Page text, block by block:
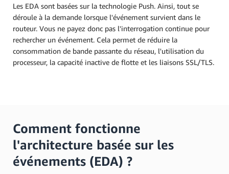
Les EDA sont basées sur la technologie Push. Ainsi, tout se
déroule à la demande lorsque l'événement survient dans le
routeur. Vous ne payez donc pas l'interrogation continue pour
rechercher un événement. Cela permet de réduire la
consommation de bande passante du réseau, l'utilisation du
processeur, la capacité inactive de flotte et les liaisons SSL/TLS.
Comment fonctionne
l'architecture basée sur les
événements (EDA) ?